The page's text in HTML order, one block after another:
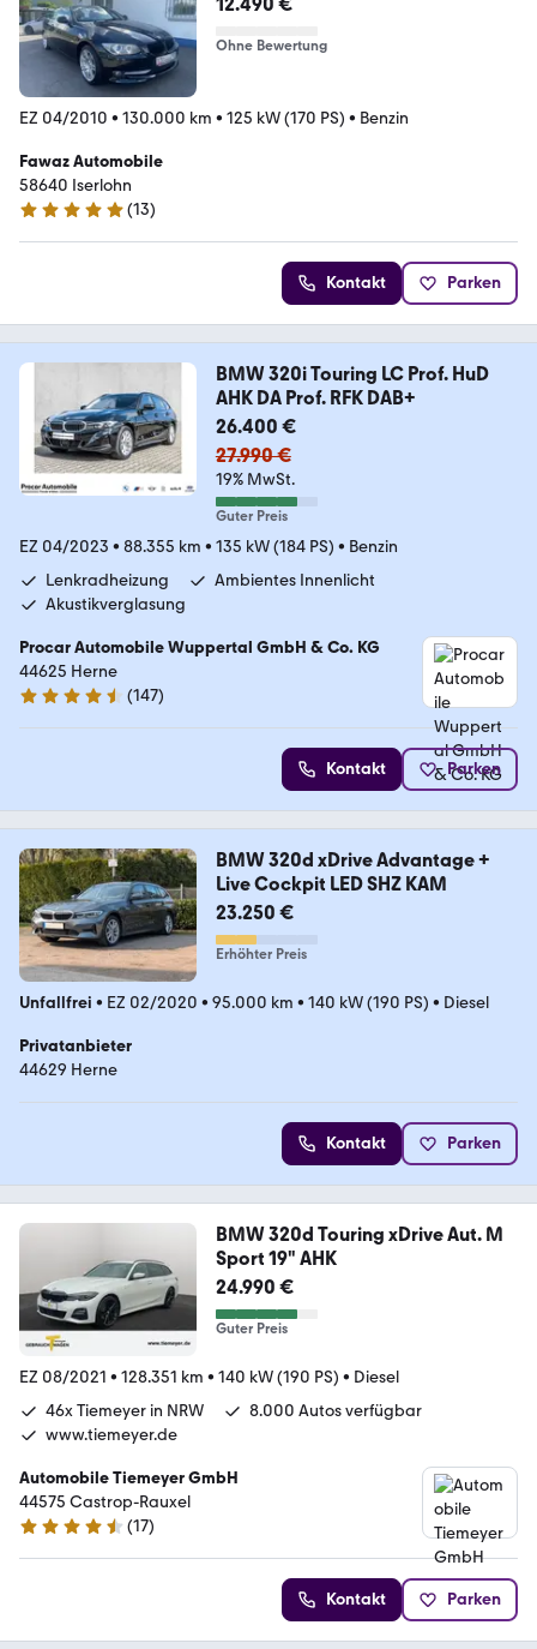
12.490 €
Ohne Bewertung
EZ 04/2010 • 130.000 km • 125 kW (170 PS) • Benzin
Fawaz Automobile
58640 Iserlohn
5 Sterne
(13)
Kontakt Parken
BMW 320i Touring LC Prof. HuD
AHK DA Prof. RFK DAB+
26.400 €
27.990 €
19% MwSt.
Guter Preis
EZ 04/2023 • 88.355 km • 135 kW (184 PS) • Benzin
Lenkradheizung
Ambientes Innenlicht
Akustikverglasung
Procar Automobile Wuppertal GmbH & Co. KG
44625 Herne
4.3 Sterne
(147)
Kontakt Parken
BMW 320d xDrive Advantage +
Live Cockpit LED SHZ KAM
23.250 €
Erhöhter Preis
Unfallfrei • EZ 02/2020 • 95.000 km • 140 kW (190 PS) • Diesel
Privatanbieter
44629 Herne
Kontakt Parken
BMW 320d Touring xDrive Aut. M
Sport 19" AHK
24.990 €
Guter Preis
EZ 08/2021 • 128.351 km • 140 kW (190 PS) • Diesel
46x Tiemeyer in NRW
8.000 Autos verfügbar
www.tiemeyer.de
Automobile Tiemeyer GmbH
44575 Castrop-Rauxel
4.6 Sterne
(17)
Kontakt Parken